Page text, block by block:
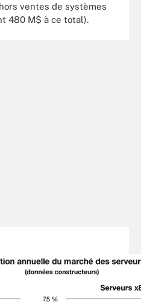
ventes de systèmes
480 M$ à ce total).